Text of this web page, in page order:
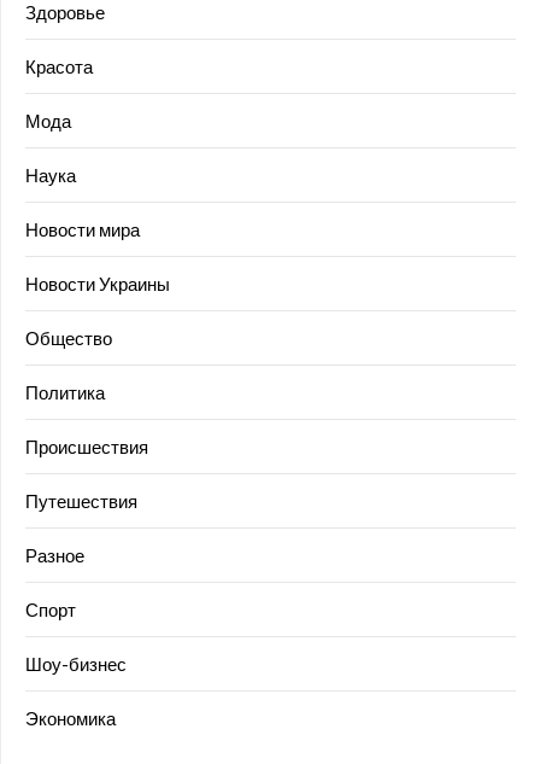
Здоровье
Красота
Мода
Наука
Новости мира
Новости Украины
Общество
Политика
Происшествия
Путешествия
Разное
Спорт
Шоу-бизнес
Экономика